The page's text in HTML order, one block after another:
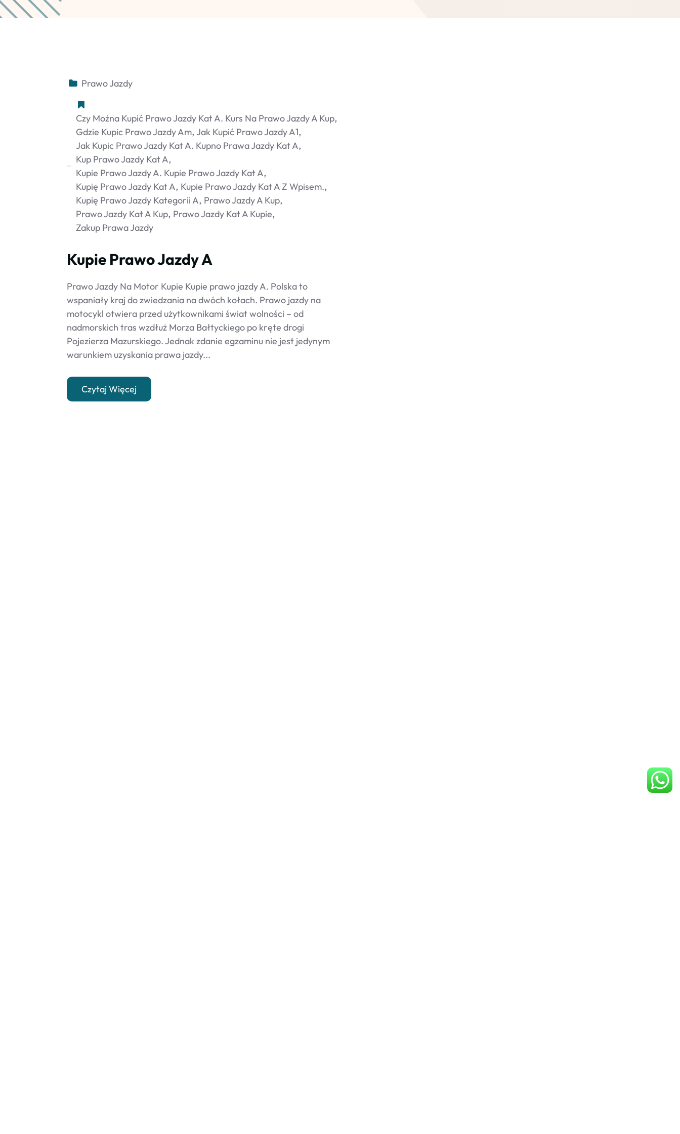
Prawo Jazdy
Czy Można Kupić Prawo Jazdy Kat A. Kurs Na Prawo Jazdy A Kup
Gdzie Kupic Prawo Jazdy Am Jak Kupić Prawo Jazdy A1
Jak Kupic Prawo Jazdy Kat A. Kupno Prawa Jazdy Kat A
Kup Prawo Jazdy Kat A
Kupie Prawo Jazdy A. Kupie Prawo Jazdy Kat A
Kupię Prawo Jazdy Kat A Kupie Prawo Jazdy Kat A Z Wpisem.
Kupię Prawo Jazdy Kategorii A Prawo Jazdy A Kup
Prawo Jazdy Kat A Kup Prawo Jazdy Kat A Kupie
Zakup Prawa Jazdy
Kupie Prawo Jazdy A
Prawo Jazdy Na Motor Kupie Kupie prawo jazdy A. Polska to
wspaniały kraj do zwiedzania na dwóch kołach. Prawo jazdy na
motocykl otwiera przed użytkownikami świat wolności – od
nadmorskich tras wzdłuż Morza Bałtyckiego po kręte drogi
Pojezierza Mazurskiego. Jednak zdanie egzaminu nie jest jedynym
warunkiem uzyskania prawa jazdy...
Czytaj Więcej